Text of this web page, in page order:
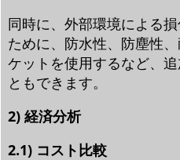
同時に、外部環境による
ために、防水性、防塵性
ケットを使用するなど、
ともできます。
2) 経済分析
2.1) コスト比較